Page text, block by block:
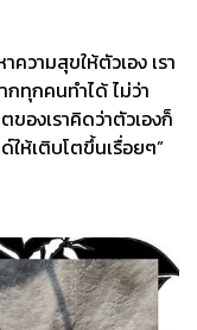
ความสุขให้ตัวเอง เรา
กทุกคนทำได้ ไม่ว่า
ของเราคิดว่าตัวเองก็
ห้เติบโตขึ้นเรื่อยๆ”